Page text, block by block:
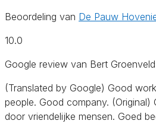
Beoordeling van De Pauw
10.0
Google review van Bert Groenveld
(Translated by Google) Good
people. Good company. (Original)
door vriendelijke mensen. Goed